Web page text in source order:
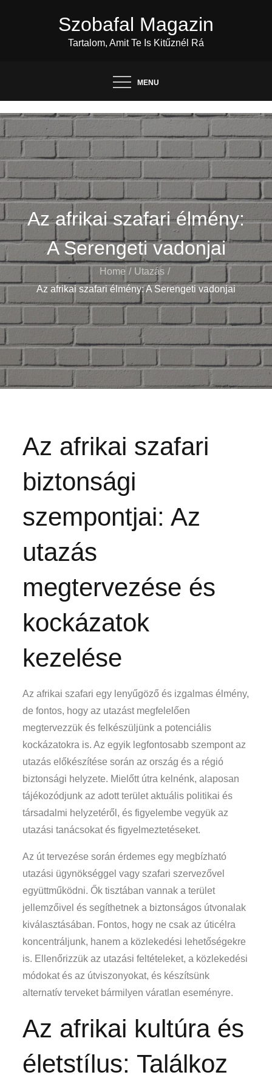
Szobafal Magazin
Tartalom, Amit Te Is Kitűznél Rá
MENU
Az afrikai szafari élmény:
A Serengeti vadonjai
Home
Utazás
Az afrikai szafari élmény: A Serengeti vadonjai
Az afrikai szafari
biztonsági
szempontjai: Az
utazás
megtervezése és
kockázatok
kezelése
Az afrikai szafari egy lenyűgöző és izgalmas élmény,
de fontos, hogy az utazást megfelelően
megtervezzük és felkészüljünk a potenciális
kockázatokra is. Az egyik legfontosabb szempont az
utazás előkészítése során az ország és a régió
biztonsági helyzete. Mielőtt útra kelnénk, alaposan
tájékozódjunk az adott terület aktuális politikai és
társadalmi helyzetéről, és figyelembe vegyük az
utazási tanácsokat és figyelmeztetéseket.
Az út tervezése során érdemes egy megbízható
utazási ügynökséggel vagy szafari szervezővel
együttműködni. Ők tisztában vannak a terület
jellemzőivel és segíthetnek a biztonságos útvonalak
kiválasztásában. Fontos, hogy ne csak az úticélra
koncentráljunk, hanem a közlekedési lehetőségekre
is. Ellenőrizzük az utazási feltételeket, a közlekedési
módokat és az útviszonyokat, és készítsünk
alternatív terveket bármilyen váratlan eseményre.
Az afrikai kultúra és
életstílus: Találkoz